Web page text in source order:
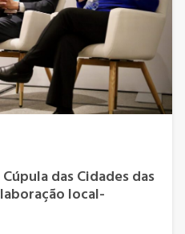
das Cidades das
local-